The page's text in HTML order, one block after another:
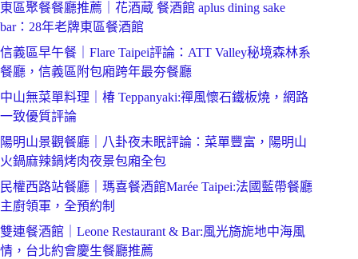
東區聚餐餐廳推薦｜花酒蔵 餐酒館 aplus dining sake
bar：28年老牌東區餐酒館
信義區早午餐｜Flare Taipei評論：ATT Valley秘境森林系
餐廳，信義區附包廂跨年最夯餐廳
中山無菜單料理｜椿 Teppanyaki:禪風懷石鐵板燒，網路
一致優質評論
陽明山景觀餐廳｜八卦夜未眠評論：菜單豐富，陽明山
火鍋麻辣鍋烤肉夜景包廂全包
民權西路站餐廳｜瑪喜餐酒館Marée Taipei:法國藍帶餐廳
主廚領軍，全預約制
雙連餐酒館｜Leone Restaurant & Bar:風光旖旎地中海風
情，台北約會慶生餐廳推薦